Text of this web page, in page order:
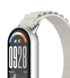
Sport som
Xiaomi